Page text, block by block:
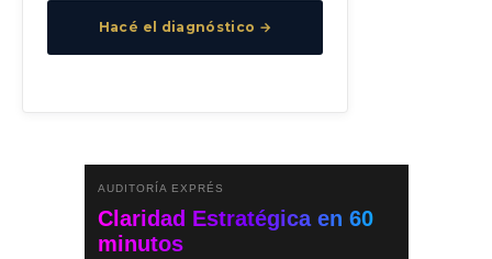
Hacé el diagnóstico →
AUDITORÍA EXPRÉS
Claridad Estratégica en 60
minutos